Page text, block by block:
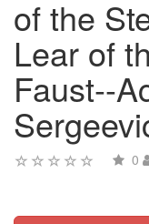
of the
Lear of
Faust--
0